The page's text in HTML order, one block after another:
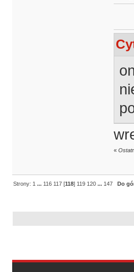
«
Strony: 1 ... 116 117 [118] 119 120 ... 147 Do